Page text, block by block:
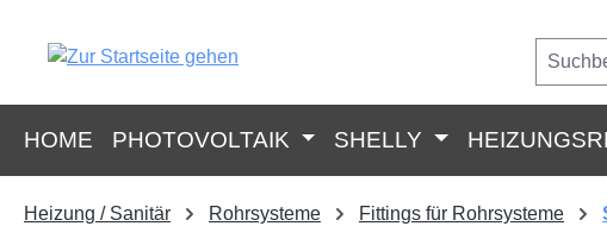
HOME PHOTOVOLTAIK SHELLY
Heizung / Sanitär Rohrsysteme Fittings für Rohrsysteme